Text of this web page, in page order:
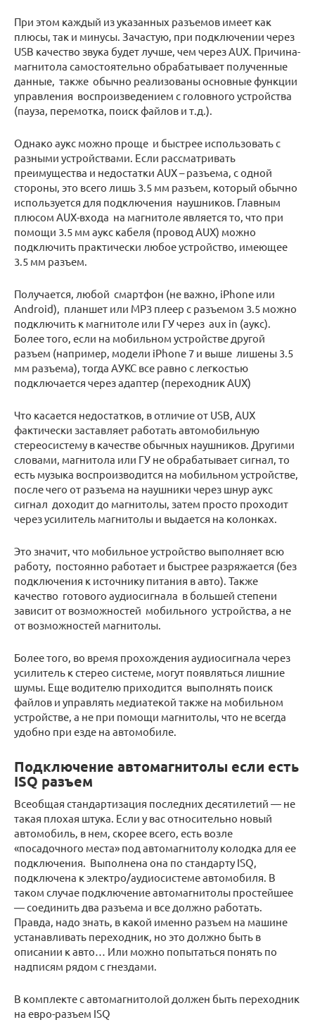
При этом каждый из указанных разъемов имеет как
плюсы, так и минусы. Зачастую, при подключении через
USB качество звука будет лучше, чем через AUX. Причина-
магнитола самостоятельно обрабатывает полученные
данные, также обычно реализованы основные функции
управления воспроизведением с головного устройства
(пауза, перемотка, поиск файлов и т.д.).
Однако аукс можно проще и быстрее использовать с
разными устройствами. Если рассматривать
преимущества и недостатки AUX – разъема, с одной
стороны, это всего лишь 3.5 мм разъем, который обычно
используется для подключения наушников. Главным
плюсом AUX-входа на магнитоле является то, что при
помощи 3.5 мм аукс кабеля (провод AUX) можно
подключить практически любое устройство, имеющее
3.5 мм разъем.
Получается, любой смартфон (не важно, iPhone или
Android), планшет или MP3 плеер с разъемом 3.5 можно
подключить к магнитоле или ГУ через aux in (аукс).
Более того, если на мобильном устройстве другой
разъем (например, модели iPhone 7 и выше лишены 3.5
мм разъема), тогда АУКС все равно с легкостью
подключается через адаптер (переходник AUX)
Что касается недостатков, в отличие от USB, AUX
фактически заставляет работать автомобильную
стереосистему в качестве обычных наушников. Другими
словами, магнитола или ГУ не обрабатывает сигнал, то
есть музыка воспроизводится на мобильном устройстве,
после чего от разъема на наушники через шнур аукс
сигнал доходит до магнитолы, затем просто проходит
через усилитель магнитолы и выдается на колонках.
Это значит, что мобильное устройство выполняет всю
работу, постоянно работает и быстрее разряжается (без
подключения к источнику питания в авто). Также
качество готового аудиосигнала в большей степени
зависит от возможностей мобильного устройства, а не
от возможностей магнитолы.
Более того, во время прохождения аудиосигнала через
усилитель к стерео системе, могут появляться лишние
шумы. Еще водителю приходится выполнять поиск
файлов и управлять медиатекой также на мобильном
устройстве, а не при помощи магнитолы, что не всегда
удобно при езде на автомобиле.
Подключение автомагнитолы если есть
ISQ разъем
Всеобщая стандартизация последних десятилетий — не
такая плохая штука. Если у вас относительно новый
автомобиль, в нем, скорее всего, есть возле
«посадочного места» под автомагнитолу колодка для ее
подключения. Выполнена она по стандарту ISQ,
подключена к электро/аудиосистеме автомобиля. В
таком случае подключение автомагнитолы простейшее
— соединить два разъема и все должно работать.
Правда, надо знать, в какой именно разъем на машине
устанавливать переходник, но это должно быть в
описании к авто… Или можно попытаться понять по
надписям рядом с гнездами.
В комплекте с автомагнитолой должен быть переходник
на евро-разъем ISQ